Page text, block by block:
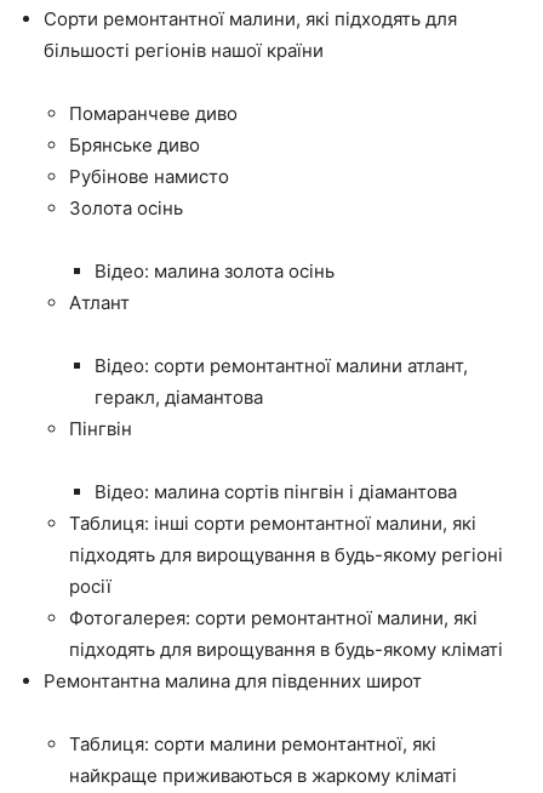
Сорти ремонтантної малини, які підходять для
більшості регіонів нашої країни
Помаранчеве диво
Брянське диво
Рубінове намисто
Золота осінь
Відео: малина золота осінь
Атлант
Відео: сорти ремонтантної малини атлант,
геракл, діамантова
Пінгвін
Відео: малина сортів пінгвін і діамантова
Таблиця: інші сорти ремонтантної малини, які
підходять для вирощування в будь-якому регіоні
росії
Фотогалерея: сорти ремонтантної малини, які
підходять для вирощування в будь-якому кліматі
Ремонтантна малина для південних широт
Таблиця: сорти малини ремонтантної, які
найкраще приживаються в жаркому кліматі